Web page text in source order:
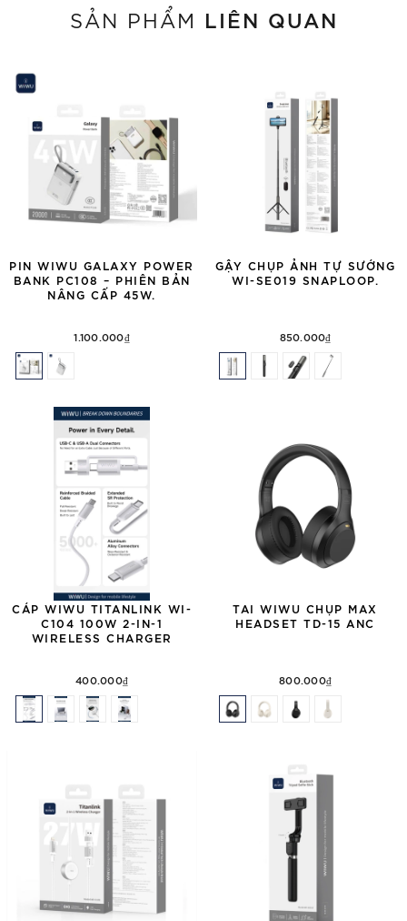
SẢN PHẨM LIÊN QUAN
PIN WIWU GALAXY POWER
BANK PC108 – PHIÊN BẢN
NÂNG CẤP 45W.
1.100.000₫
GẬY CHỤP ẢNH TỰ SƯỚNG
WI-SE019 SNAPLOOP.
850.000₫
CÁP WIWU TITANLINK WI-
C104 100W 2-IN-1
WIRELESS CHARGER
400.000₫
TAI WIWU CHỤP MAX
HEADSET TD-15 ANC
800.000₫